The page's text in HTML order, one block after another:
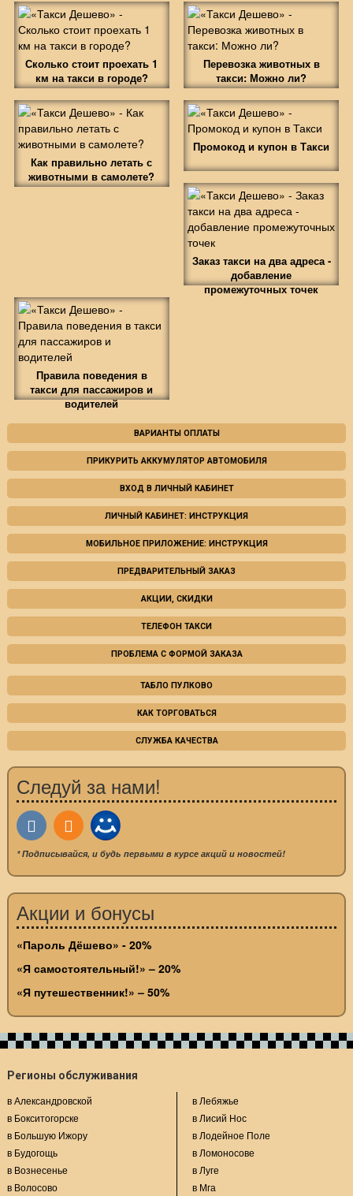
Сколько стоит проехать 1
км на такси в городе?
Перевозка животных в
такси: Можно ли?
Как правильно летать с
животными в самолете?
Промокод и купон в Такси
Заказ такси на два адреса -
добавление
промежуточных точек
Правила поведения в
такси для пассажиров и
водителей
ВАРИАНТЫ ОПЛАТЫ
ПРИКУРИТЬ АККУМУЛЯТОР АВТОМОБИЛЯ
ВХОД В ЛИЧНЫЙ КАБИНЕТ
ЛИЧНЫЙ КАБИНЕТ: ИНСТРУКЦИЯ
МОБИЛЬНОЕ ПРИЛОЖЕНИЕ: ИНСТРУКЦИЯ
ПРЕДВАРИТЕЛЬНЫЙ ЗАКАЗ
АКЦИИ, СКИДКИ
ТЕЛЕФОН ТАКСИ
ПРОБЛЕМА С ФОРМОЙ ЗАКАЗА
ТАБЛО ПУЛКОВО
КАК ТОРГОВАТЬСЯ
СЛУЖБА КАЧЕСТВА
Следуй за нами!
* Подписывайся, и будь первыми в курсе акций и новостей!
Акции и бонусы
«Пароль Дёшево» - 20%
«Я самостоятельный!» – 20%
«Я путешественник!» – 50%
Регионы обслуживания
в Александровской
в Бокситогорске
в Большую Ижору
в Будогощь
в Вознесенье
в Волосово
в Лебяжье
в Лисий Нос
в Лодейное Поле
в Ломоносове
в Луге
в Мга